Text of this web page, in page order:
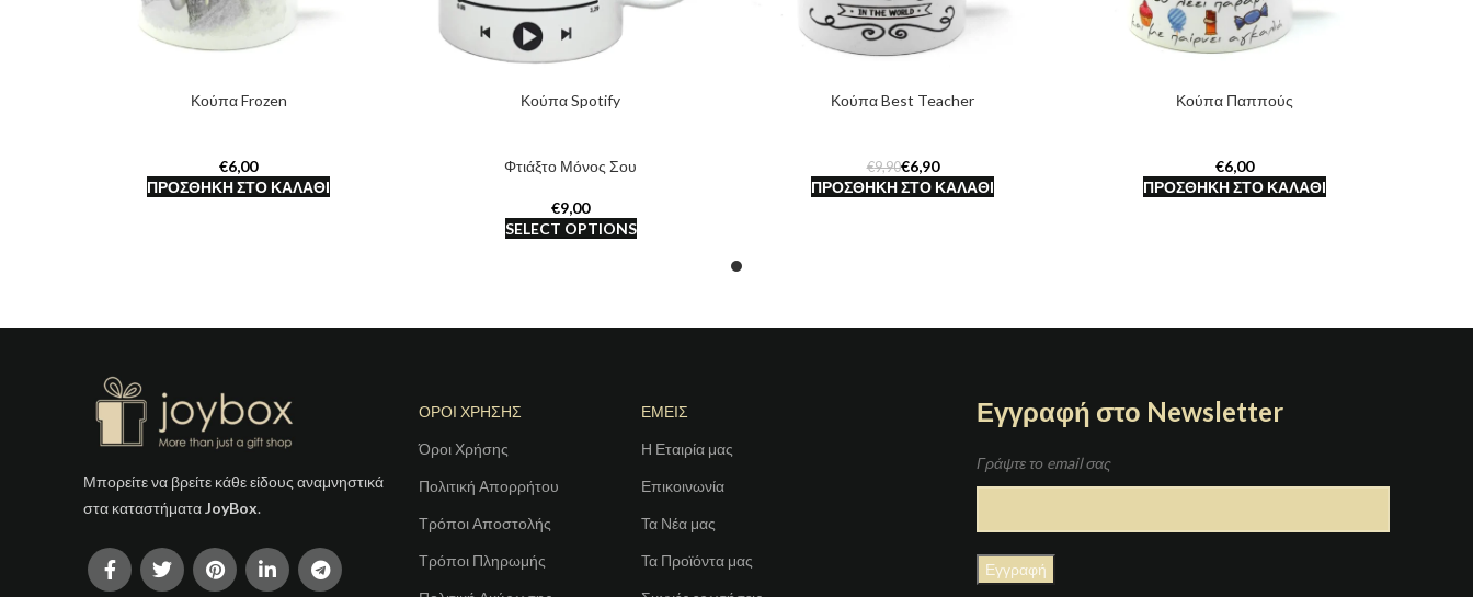
Κούπα Frozen
€
ΠΡΟΣΘΉΚΗ ΣΤΟ ΚΑΛΆΘΙ
Κούπα Spotify
Φτιάξτο Μόνος Σου
€
SELECT OPTIONS
Κούπα Best Teacher
€9,90€6,90
ΠΡΟΣΘΉΚΗ ΣΤΟ ΚΑΛΆΘΙ
Κούπα Παππούς
€
ΠΡΟΣΘΉΚΗ ΣΤΟ ΚΑΛΆΘΙ
Μπορείτε να βρείτε κάθε είδους αναμνηστικά
στα καταστήματαJoyBox.
ΟΡΟΙ ΧΡΗΣΗΣ
Όροι Χρήσης
Πολιτική Απορρήτου
Τρόποι Αποστολής
Τρόποι Πληρωμής
ΕΜΕΙΣ
Η Εταιρία μας
Επικοινωνία
Τα Νέα μας
Τα Προϊόντα μας
Εγγραφή στο Newsletter
Γράψτε το email σας